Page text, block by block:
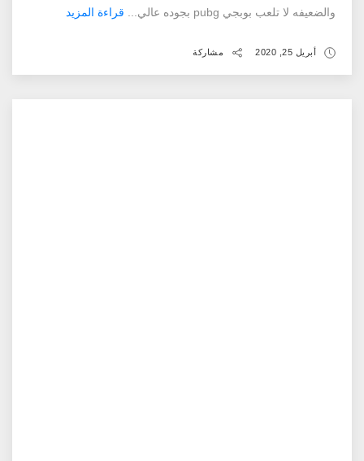
والضعيفه لا تلعب بوبجي pubg بجوده عالي...
قراءة المزيد
أبريل 25, 2020 مشاركة